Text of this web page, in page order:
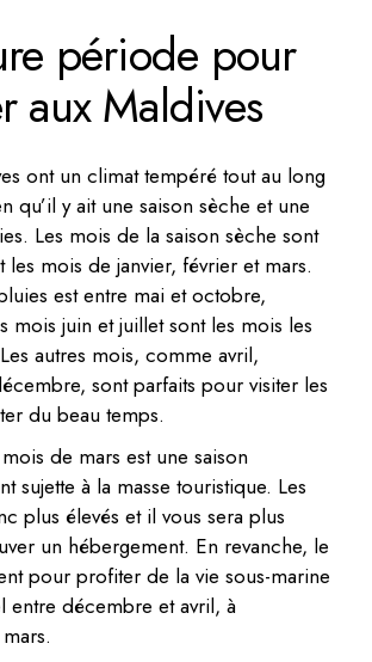
période pour
aux Maldives
ont un climat tempéré tout au long
qu’il y ait une saison sèche et une
Les mois de la saison sèche sont
mois de janvier, février et mars.
est entre mai et octobre,
mois juin et juillet sont les mois les
autres mois, comme avril,
sont parfaits pour visiter les
du beau temps.
de mars est une saison
sujette à la masse touristique. Les
plus élevés et il vous sera plus
un hébergement. En revanche, le
pour profiter de la vie sous-marine
entre décembre et avril, à